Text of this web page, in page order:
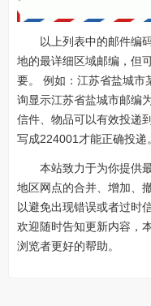
以上列表中的邮件编
地的最详细区域邮编，但
要。 例如：江苏省盐城市
询显示江苏省盐城市邮编
信件、物品可以有效投递
写成224001才能正确投递。
本站致力于为你提供
地区网点的合并、增加、
以避免出现错误或者过时
欢迎随时告知更新内容，
浏览者更好的帮助。